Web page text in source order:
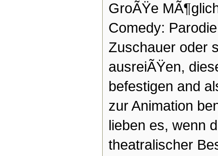
GroÃŸe
Comedy:
Zuschauer oder
ausreiÃŸen,
befestigen and
zur Animation
lieben es, wenn
theatralischer